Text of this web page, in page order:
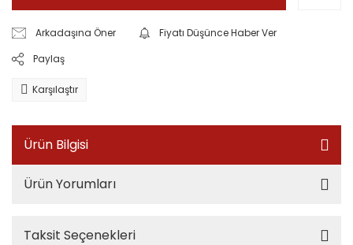
Arkadaşına Öner
Fiyatı Düşünce Haber Ver
Paylaş
Karşılaştır
Ürün Bilgisi
Ürün Yorumları
Taksit Seçenekleri